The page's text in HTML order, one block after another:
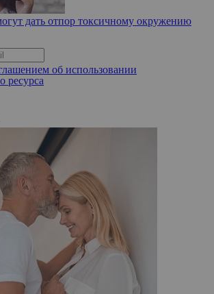
дать отпор токсичному окружению
об использовании
ресурса